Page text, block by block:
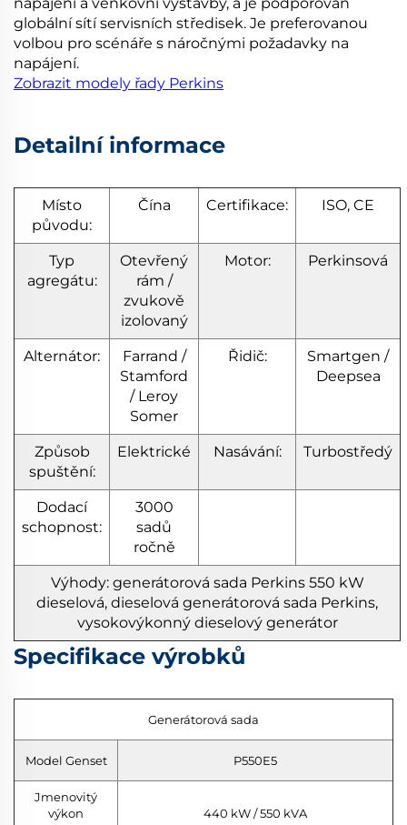
globální sítí servisních středisek. Je preferovanou
volbou pro scénáře s náročnými požadavky na
napájení.
Zobrazit modely řady Perkins
Detailní informace
Místo
původu:
Čína Certifikace: ISO, CE
Typ
agregátu:
Otevřený
rám /
zvukově
izolovaný
Motor: Perkinsová
Alternátor:
Farrand /
Stamford
/ Leroy
Somer
Řidič:
Smartgen /
Deepsea
Způsob
spuštění:
Elektrické Nasávání: Turbostředý
Dodací
schopnost:
3000
sadů
ročně
Výhody: generátorová sada Perkins 550 kW
dieselová, dieselová generátorová sada Perkins,
vysokovýkonný dieselový generátor
Specifikace výrobků
Generátorová sada
Model Genset P550E5
Jmenovitý
výkon
440 kW / 550 kVA